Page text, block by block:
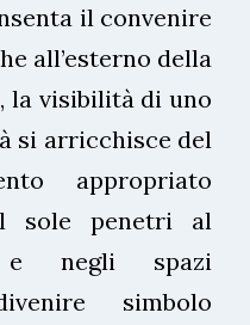
il convenire
all’esterno della
la visibilità di uno
si arricchisce del
appropriato
sole penetri al
e negli spazi
simbolo